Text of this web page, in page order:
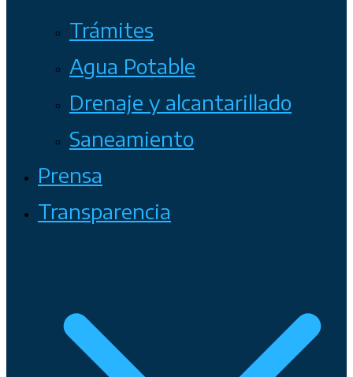
Trámites
Agua Potable
Drenaje y alcantarillado
Saneamiento
Prensa
Transparencia